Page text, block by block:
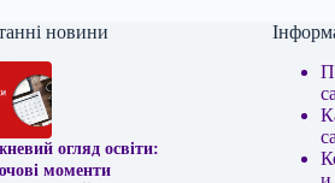
новини
огляд освіти:
моменти